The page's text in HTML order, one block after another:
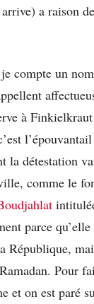
a raison
compte un
à
détestation
comme le
parce
Pour
et on est paré